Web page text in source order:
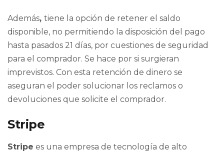
Además, tiene la opción de retener el saldo
disponible, no permitiendo la disposición del pago
hasta pasados 21 días, por cuestiones de seguridad
para el comprador. Se hace por si surgieran
imprevistos. Con esta retención de dinero se
aseguran el poder solucionar los reclamos o
devoluciones que solicite el comprador.
Stripe
Stripe es una empresa de tecnología de alto